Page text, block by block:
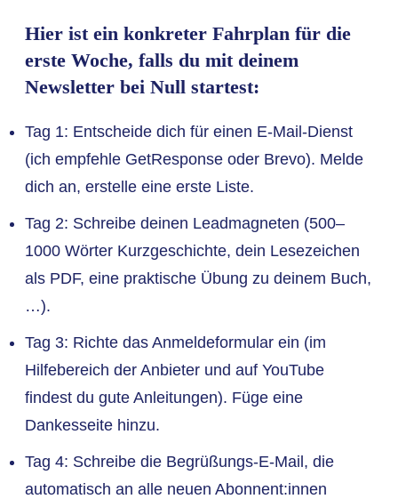
Hier ist ein konkreter Fahrplan für die
erste Woche, falls du mit deinem
Newsletter bei Null startest:
Tag 1: Entscheide dich für einen E-Mail-Dienst
(ich empfehle GetResponse oder Brevo). Melde
dich an, erstelle eine erste Liste.
Tag 2: Schreibe deinen Leadmagneten (500–
1000 Wörter Kurzgeschichte, dein Lesezeichen
als PDF, eine praktische Übung zu deinem Buch,
…).
Tag 3: Richte das Anmeldeformular ein (im
Hilfebereich der Anbieter und auf YouTube
findest du gute Anleitungen). Füge eine
Dankesseite hinzu.
Tag 4: Schreibe die Begrüßungs-E-Mail, die
automatisch an alle neuen Abonnent:innen